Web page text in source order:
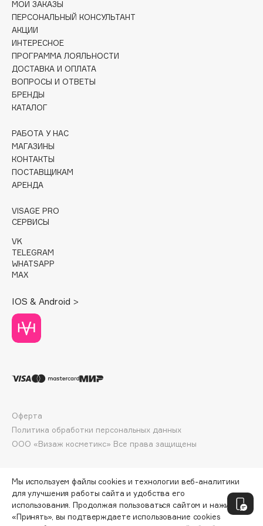
Collagenina
Consly
Corimo
CosRX
Cottolina
Crescina
Cunzite
D
d'Alba
DARLING*
Darphin
Davines
Deonica
Dior
Divage
Dolce & Gabbana
DP Daily Perfection
Dr.Althea
Dr.Ceuracle
Dyson
МОИ ЗАКАЗЫ
ПЕРСОНАЛЬНЫЙ КОНСУЛЬТАНТ
АКЦИИ
ИНТЕРЕСНОЕ
ПРОГРАММА ЛОЯЛЬНОСТИ
ДОСТАВКА И ОПЛАТА
ВОПРОСЫ И ОТВЕТЫ
БРЕНДЫ
КАТАЛОГ
РАБОТА У НАС
МАГАЗИНЫ
КОНТАКТЫ
ПОСТАВЩИКАМ
АРЕНДА
VISAGE PRO
СЕРВИСЫ
VK
TELEGRAM
WHATSAPP
MAX
IOS & Android >
ООО «Визаж косметикс» Все права защищены
Оферта
Политика обработки персональных данных
Мы используем файлы cookies и технологии веб-аналитики
для улучшения работы сайта и удобства его
использования. Продолжая пользоваться сайтом и нажимая
«Принять», вы подтверждаете использование cookies